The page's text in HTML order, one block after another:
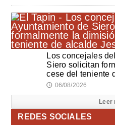
Los concejales
Siero solicitan
cese del teniente
🕔 06/08/2026
Leer
REDES SOCIALES